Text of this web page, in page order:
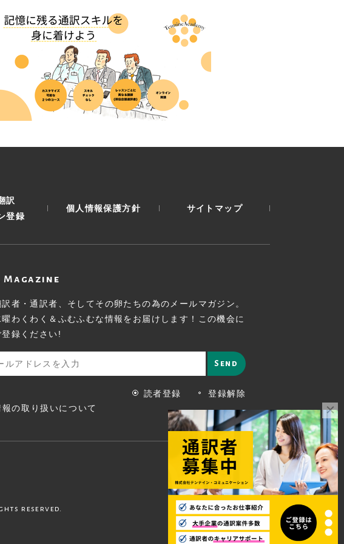
訳
登録
個人情報保護方針 サイトマップ
者・通訳者、そしてその卵たちの為のメールマガジン。
わくわく＆ふむふむな情報をお届けします！この機会に
録ください!
読者登録
登録解除
の取り扱いについて
reserved.